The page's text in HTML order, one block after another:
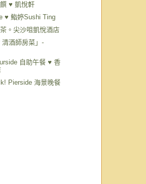
♥ 凱悅軒
♥ 鮨婷Sushi Ting
。尖沙咀凱悅酒店
清酒師房菜」-
自助午餐 ♥ 香
Pierside 海景晚餐